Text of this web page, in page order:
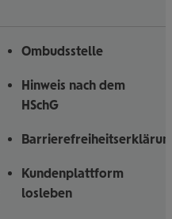
Ombudsstelle
Hinweis nach dem
HSchG
Kundenplattform
losleben
uns